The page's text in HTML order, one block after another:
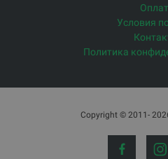
Условия
Политика
Copyright © 2011-